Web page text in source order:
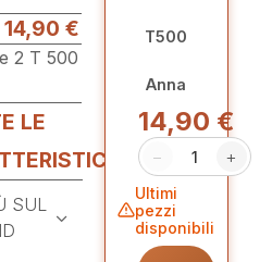
14,90 €
2 T 500
LE
SUL
T500
Anna
14,90 €
− +
Ultimi
pezzi
disponibili